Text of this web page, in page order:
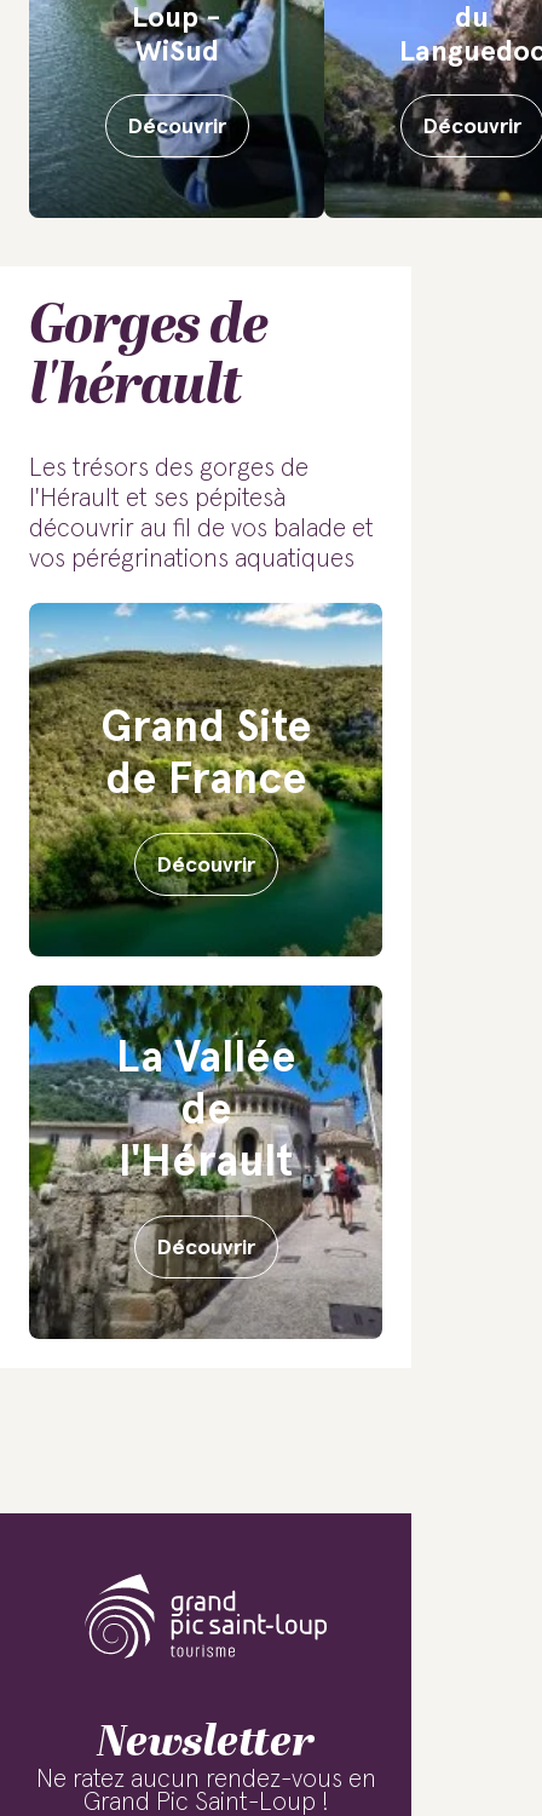
Loup -
WiSud
Découvrir
du
Découvrir
Gorges de
l'hérault
Les trésors des gorges de
l'Hérault et ses pépitesà
découvrir au fil de vos balade et
vos pérégrinations aquatiques
Grand Site
de France
Découvrir
La Vallée
de
l'Hérault
Découvrir
Newsletter
Ne ratez aucun rendez-vous en
Grand Pic Saint-Loup !